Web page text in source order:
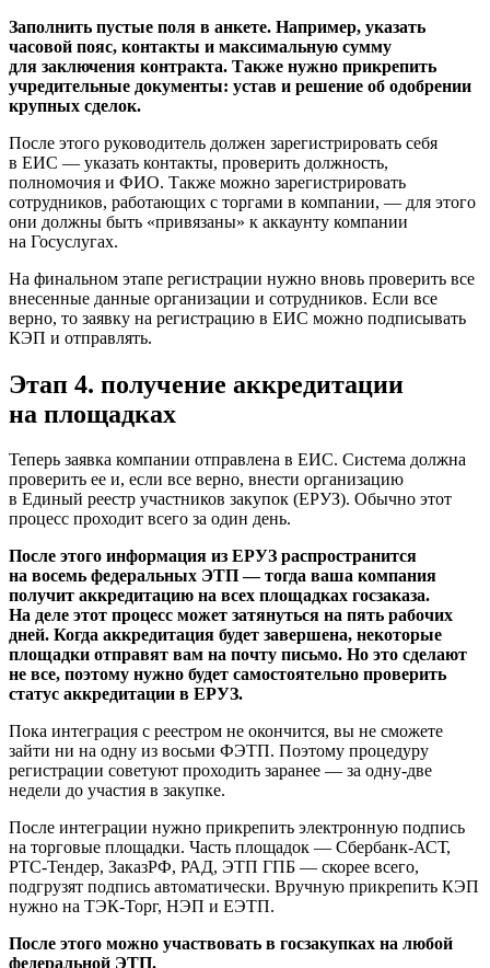
Заполнить пустые поля в анкете. Например, указать
часовой пояс, контакты и максимальную сумму
для заключения контракта. Также нужно прикрепить
учредительные документы: устав и решение об одобрении
крупных сделок.
После этого руководитель должен зарегистрировать себя
в ЕИС — указать контакты, проверить должность,
полномочия и ФИО. Также можно зарегистрировать
сотрудников, работающих с торгами в компании, — для этого
они должны быть «привязаны» к аккаунту компании
на Госуслугах.
На финальном этапе регистрации нужно вновь проверить все
внесенные данные организации и сотрудников. Если все
верно, то заявку на регистрацию в ЕИС можно подписывать
КЭП и отправлять.
Этап 4. получение аккредитации
на площадках
Теперь заявка компании отправлена в ЕИС. Система должна
проверить ее и, если все верно, внести организацию
в Единый реестр участников закупок (ЕРУЗ). Обычно этот
процесс проходит всего за один день.
После этого информация из ЕРУЗ распространится
на восемь федеральных ЭТП — тогда ваша компания
получит аккредитацию на всех площадках госзаказа.
На деле этот процесс может затянуться на пять рабочих
дней. Когда аккредитация будет завершена, некоторые
площадки отправят вам на почту письмо. Но это сделают
не все, поэтому нужно будет самостоятельно проверить
статус аккредитации в ЕРУЗ.
Пока интеграция с реестром не окончится, вы не сможете
зайти ни на одну из восьми ФЭТП. Поэтому процедуру
регистрации советуют проходить заранее — за одну-две
недели до участия в закупке.
После интеграции нужно прикрепить электронную подпись
на торговые площадки. Часть площадок — Сбербанк-АСТ,
РТС-Тендер, ЗаказРФ, РАД, ЭТП ГПБ — скорее всего,
подгрузят подпись автоматически. Вручную прикрепить КЭП
нужно на ТЭК-Торг, НЭП и ЕЭТП.
После этого можно участвовать в госзакупках на любой
федеральной ЭТП.